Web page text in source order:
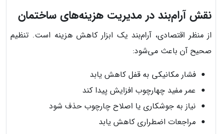
نقش آرام‌بند در مدیریت هزینه‌های ساختمان
از منظر اقتصادی، آرام‌بند یک ابزار کاهش هزینه است. تنظیم
صحیح آن باعث می‌شود:
فشار مکانیکی به قفل کاهش یابد
عمر مفید چهارچوب افزایش پیدا کند
نیاز به جوشکاری یا اصلاح چارچوب حذف شود
مراجعات اضطراری کاهش یابد